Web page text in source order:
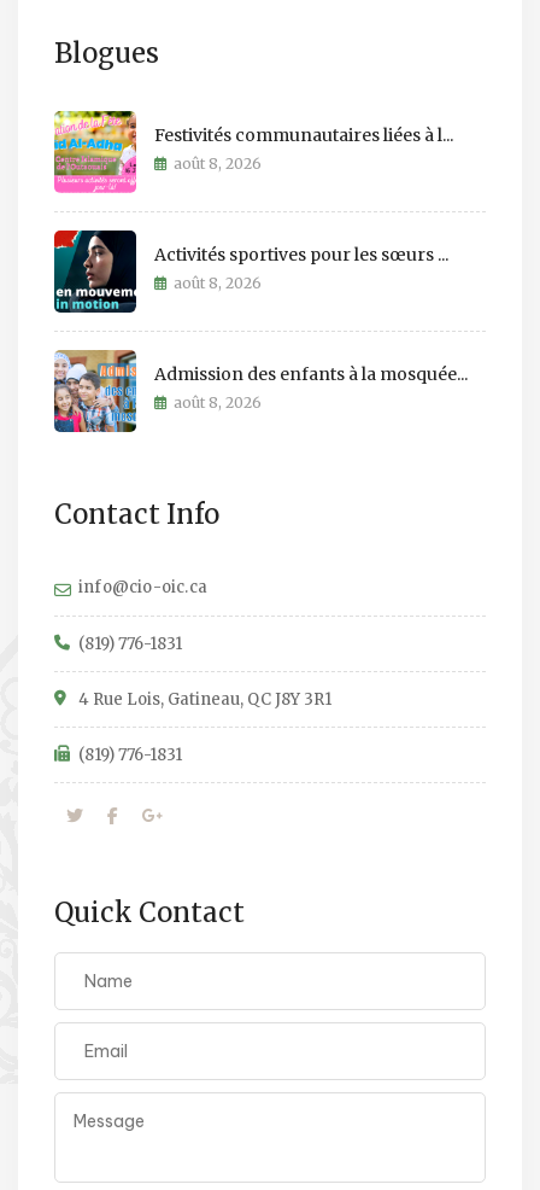
Blogues
Festivités communautaires liées à l...
août 8, 2026
Activités sportives pour les sœurs ...
août 8, 2026
Admission des enfants à la mosquée...
août 8, 2026
Contact Info
info@cio-oic.ca
(819) 776-1831
4 Rue Lois, Gatineau, QC J8Y 3R1
(819) 776-1831
Quick Contact